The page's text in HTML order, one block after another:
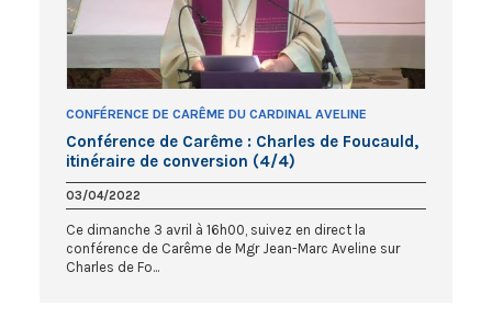
CONFÉRENCE DE CARÊME DU CARDINAL AVELINE
Conférence de Carême : Charles de Foucauld,
itinéraire de conversion (4/4)
03/04/2022
Ce dimanche 3 avril à 16h00, suivez en direct la
conférence de Carême de Mgr Jean-Marc Aveline sur
Charles de Fo...